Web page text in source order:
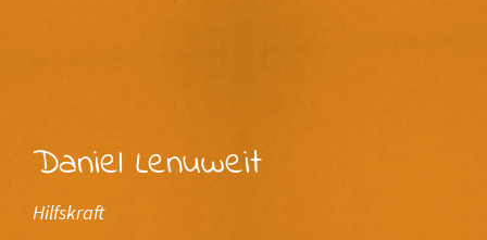
Daniel Lenuweit
Hilfskraft